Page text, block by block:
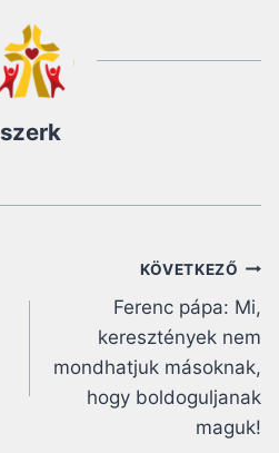
szerk
KÖVETKEZŐ
Ferenc pápa: Mi,
keresztények nem
mondhatjuk másoknak,
hogy boldoguljanak
maguk!